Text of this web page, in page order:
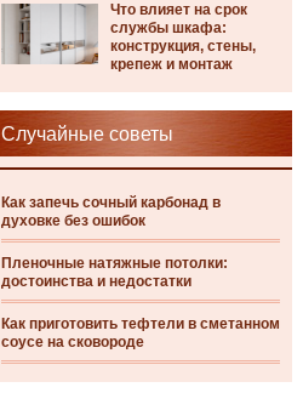
Что влияет на срок
службы шкафа:
конструкция, стены,
крепеж и монтаж
Случайные советы
Как запечь сочный карбонад в
духовке без ошибок
Пленочные натяжные потолки:
достоинства и недостатки
Как приготовить тефтели в сметанном
соусе на сковороде